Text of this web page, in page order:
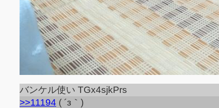
バンケル使い TGx4sjkPrs
>>11194 ( ´з｀)